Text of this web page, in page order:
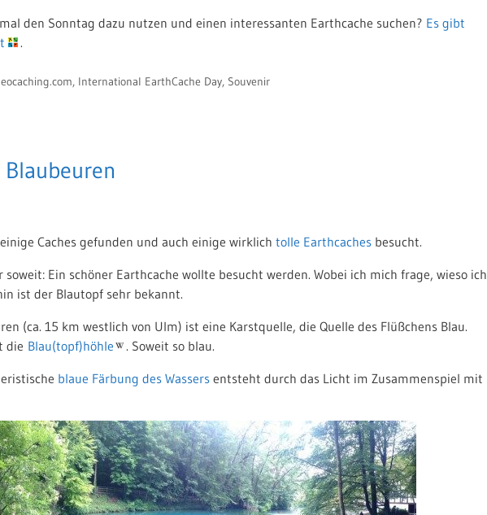
den Sonntag dazu nutzen und einen interessanten Earthcache suchen? Es gibt
.
, International EarthCache Day, Souvenir
Caches gefunden und auch einige wirklich tolle Earthcaches besucht.
Ein schöner Earthcache wollte besucht werden. Wobei ich mich frage, wieso ich
ist der Blautopf sehr bekannt.
(ca. 15 km westlich von Ulm) ist eine Karstquelle, die Quelle des Flüßchens Blau.
die Blau(topf)höhle
. Soweit so blau.
blaue Färbung des Wassers entsteht durch das Licht im Zusammenspiel mit